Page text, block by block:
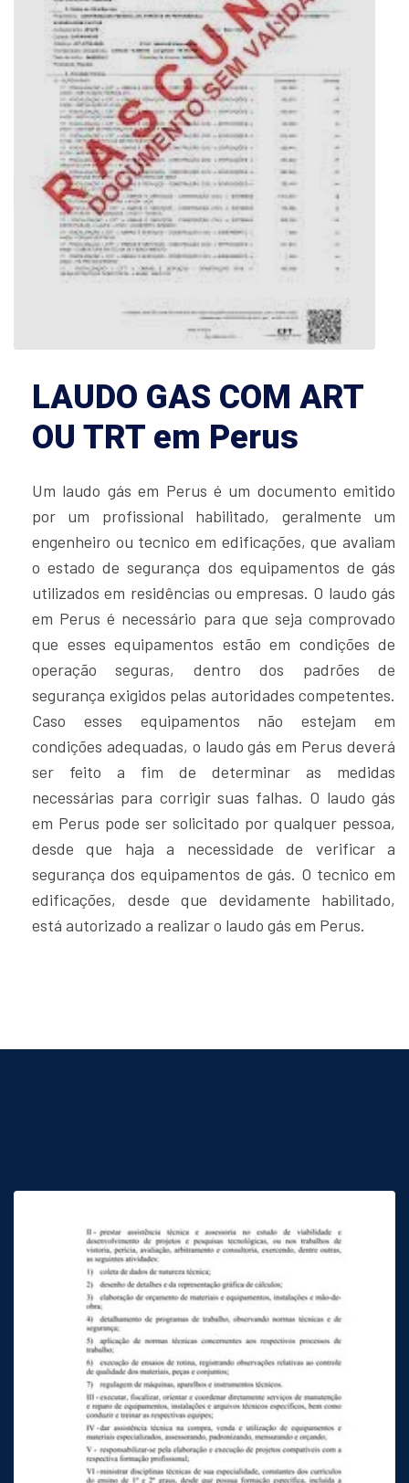
LAUDO GAS COM ART
OU TRT em Perus
Um laudo gás em Perus é um documento emitido
por um profissional habilitado, geralmente um
engenheiro ou tecnico em edificações, que avaliam
o estado de segurança dos equipamentos de gás
utilizados em residências ou empresas. O laudo gás
em Perus é necessário para que seja comprovado
que esses equipamentos estão em condições de
operação seguras, dentro dos padrões de
segurança exigidos pelas autoridades competentes.
Caso esses equipamentos não estejam em
condições adequadas, o laudo gás em Perus deverá
ser feito a fim de determinar as medidas
necessárias para corrigir suas falhas. O laudo gás
em Perus pode ser solicitado por qualquer pessoa,
desde que haja a necessidade de verificar a
segurança dos equipamentos de gás. O tecnico em
edificações, desde que devidamente habilitado,
está autorizado a realizar o laudo gás em Perus.